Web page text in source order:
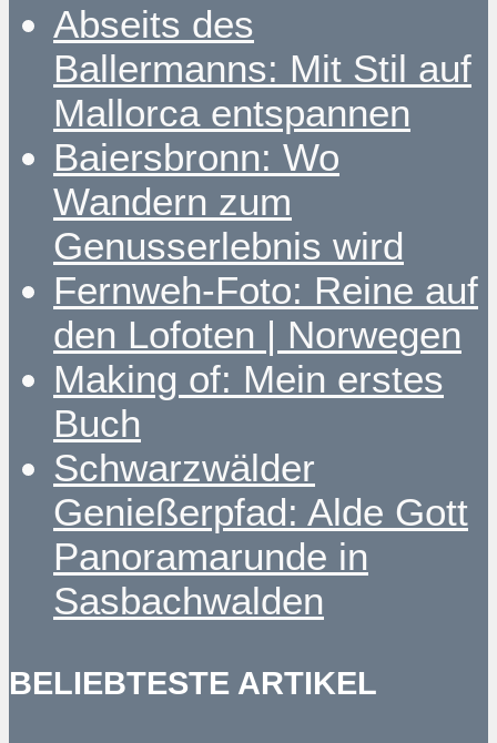
Abseits des
Ballermanns: Mit Stil auf
Mallorca entspannen
Baiersbronn: Wo
Wandern zum
Genusserlebnis wird
Fernweh-Foto: Reine auf
den Lofoten | Norwegen
Making of: Mein erstes
Buch
Schwarzwälder
Genießerpfad: Alde Gott
Panoramarunde in
Sasbachwalden
BELIEBTESTE ARTIKEL